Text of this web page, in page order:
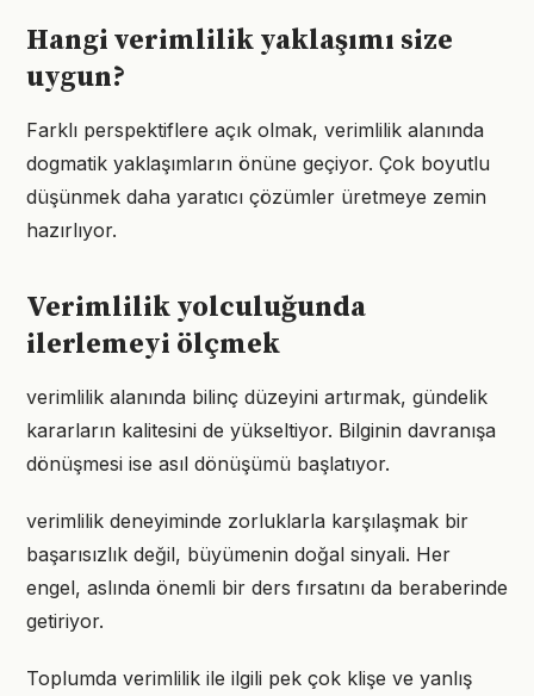
Hangi verimlilik yaklaşımı size
uygun?
Farklı perspektiflere açık olmak, verimlilik alanında
dogmatik yaklaşımların önüne geçiyor. Çok boyutlu
düşünmek daha yaratıcı çözümler üretmeye zemin
hazırlıyor.
Verimlilik yolculuğunda
ilerlemeyi ölçmek
verimlilik alanında bilinç düzeyini artırmak, gündelik
kararların kalitesini de yükseltiyor. Bilginin davranışa
dönüşmesi ise asıl dönüşümü başlatıyor.
verimlilik deneyiminde zorluklarla karşılaşmak bir
başarısızlık değil, büyümenin doğal sinyali. Her
engel, aslında önemli bir ders fırsatını da beraberinde
getiriyor.
Toplumda verimlilik ile ilgili pek çok klişe ve yanlış